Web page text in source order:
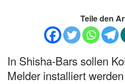
Teile den
In Shisha-Bars sollen
Melder installiert werden